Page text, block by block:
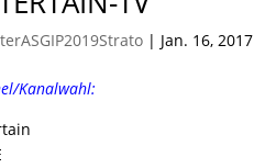
| Jan. 16, 2017
Kanalwahl: